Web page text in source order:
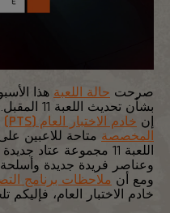
صرحت حالة اللعبة هذا
بشأن تحديث اللعبة 11 المقبل.
إن خادم الاختبار العام (PTS)
المخصصة متاحة للاعبين
اللعبة 11 مجموعة عتاد
وعناصر فريدة جديدة
ومع أن ملاحظات برنامج
خادم الاختبار العام،